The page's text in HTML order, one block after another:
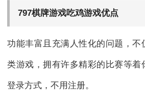
797棋牌游戏吃鸡游戏优点
功能丰富且充满人性化的问题，不
类游戏，拥有许多精彩的比赛等着
登录方式，不用注册。